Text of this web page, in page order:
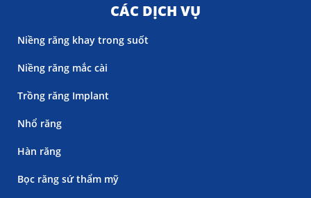
CÁC DỊCH VỤ
Niềng răng khay trong suốt
Niềng răng mắc cài
Trồng răng Implant
Nhổ răng
Hàn răng
Bọc răng sứ thẩm mỹ